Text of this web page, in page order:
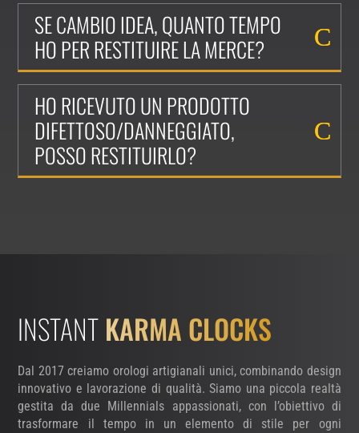
SE CAMBIO IDEA, QUANTO TEMPO
HO PER RESTITUIRE LA MERCE?
HO RICEVUTO UN PRODOTTO
DIFETTOSO/DANNEGGIATO,
POSSO RESTITUIRLO?
INSTANTKARMA CLOCKS
Dal 2017 creiamo orologi artigianali unici, combinando design
innovativo e lavorazione di qualità. Siamo una piccola realtà
gestita da due Millennials appassionati, con l’obiettivo di
trasformare il tempo in un elemento di stile per ogni